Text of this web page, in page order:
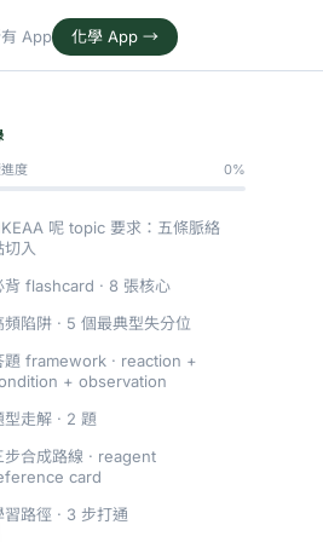
App 化學 App →
度
0%
呢 topic 要求：五條脈絡
切入
背 flashcard · 8 張核心
頻陷阱 · 5 個最典型失分位
題 framework · reaction +
+ observation
型走解 · 2 題
步合成路線 · reagent
card
習路徑 · 3 步打通